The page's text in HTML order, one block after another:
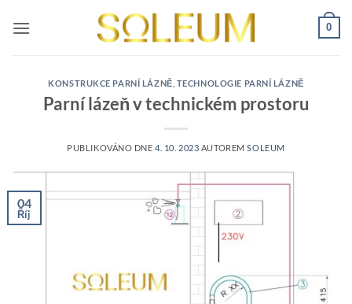
0
KONSTRUKCE PARNÍ LÁZNĚ TECHNOLOGIE PARNÍ LÁZNĚ
Parní lázeň v technickém prostoru
PUBLIKOVÁNO DNE4. 10. 2023 AUTOREMSOLEUM
04
Říj